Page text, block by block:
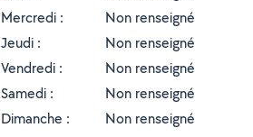
Mercredi :
Non renseigné
Jeudi :
Non renseigné
Vendredi :
Non renseigné
Samedi :
Non renseigné
Dimanche :
Non renseigné